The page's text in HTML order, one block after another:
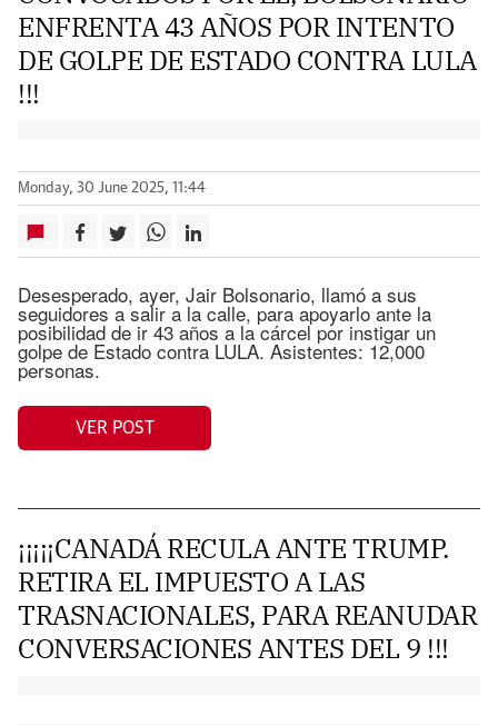
ENFRENTA 43 AÑOS POR INTENTO
DE GOLPE DE ESTADO CONTRA LULA
!!!
Monday, 30 June 2025, 11:44
Desesperado, ayer, Jair Bolsonario, llamó a sus
seguidores a salir a la calle, para apoyarlo ante la
posibilidad de ir 43 años a la cárcel por instigar un
golpe de Estado contra LULA. Asistentes: 12,000
personas.
VER POST
¡¡¡¡¡CANADÁ RECULA ANTE TRUMP.
RETIRA EL IMPUESTO A LAS
TRASNACIONALES, PARA REANUDAR
CONVERSACIONES ANTES DEL 9 !!!